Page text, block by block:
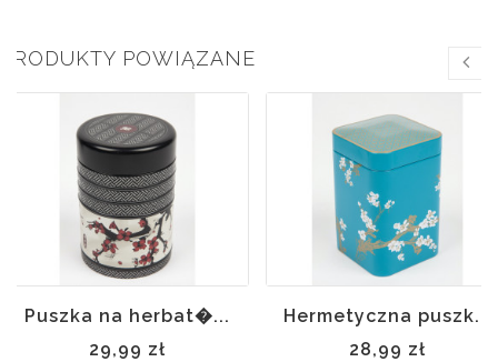
PRODUKTY POWIĄZANE
Puszka na herbat�...
29,99 zł
Hermetyczna puszk...
28,99 zł